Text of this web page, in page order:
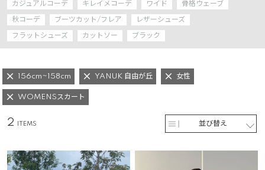
カジュアルコーデ キレイメコーデ ワイド 骨格ウェーブ
秋コーデ ブーツカット/フレア レザーシューズ
フラットシューズ カットソー ブラック
156cm~158cm YANUK 自由が丘 女性
WOMENSスカート
並び替え
2